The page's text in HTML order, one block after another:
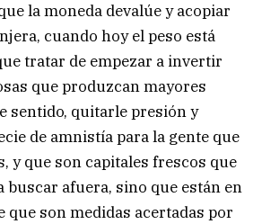
la moneda devalúe y acopiar
cuando hoy el peso está
tratar de empezar a invertir
que produzcan mayores
sentido, quitarle presión y
de amnistía para la gente que
y que son capitales frescos que
buscar afuera, sino que están en
que son medidas acertadas por